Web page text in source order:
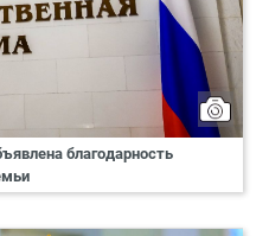
благодарность